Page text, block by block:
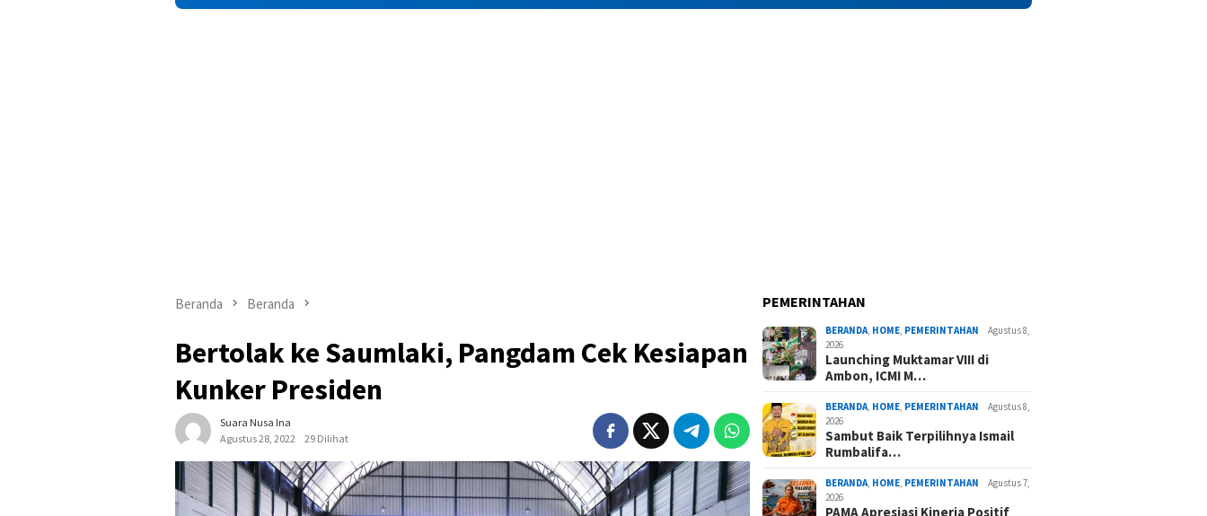
Beranda Beranda
Bertolak ke Saumlaki, Pangdam Cek Kesiapan
Kunker Presiden
Suara Nusa Ina
Agustus 28, 2022
29 Dilihat
PEMERINTAHAN
BERANDA, HOME, PEMERINTAHAN
Agustus 8,
2026
Launching Muktamar VIII di
Ambon, ICMI M…
BERANDA, HOME, PEMERINTAHAN
Agustus 8,
2026
Sambut Baik Terpilihnya Ismail
Rumbalifa…
BERANDA, HOME, PEMERINTAHAN
Agustus 7,
2026
PAMA Apresiasi Kinerja Positif